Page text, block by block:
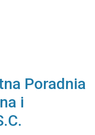
Poradnia
i